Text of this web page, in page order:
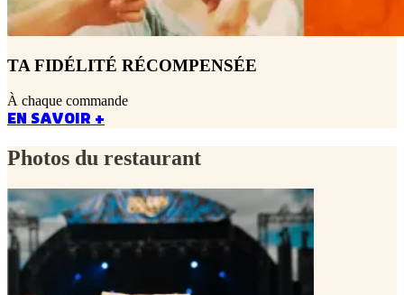
TA FIDÉLITÉ RÉCOMPENSÉE
À chaque commande
EN SAVOIR +
Photos du restaurant